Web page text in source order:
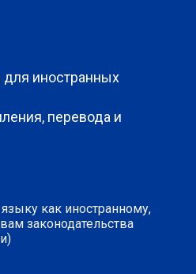
иностранных
перевода и
как иностранному,
законодательства